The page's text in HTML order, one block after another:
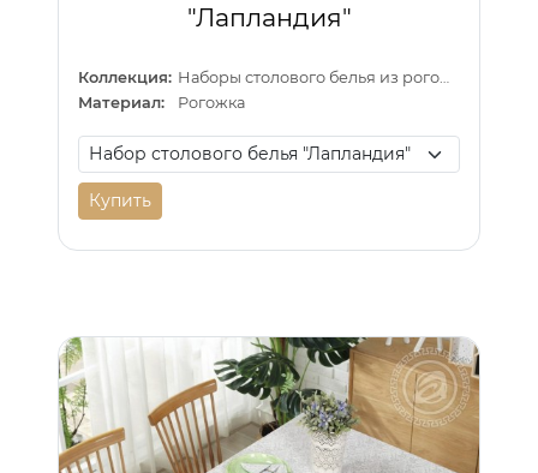
"Лапландия"
Коллекция:
Наборы столового белья из рогожки
Материал:
Рогожка
Купить